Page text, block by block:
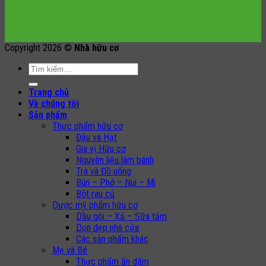
Copyright 2026 © Nhà hữu cơ
Search
for:
Trang chủ
Về chúng tôi
Sản phẩm
Thực phẩm hữu cơ
Đậu và Hạt
Gia vị Hữu cơ
Nguyên liệu làm bánh
Trà và Đồ uống
Bún – Phở – Nui – Mì
Bột rau củ
Dược mỹ phẩm hữu cơ
Dầu gội – Xả – Sữa tắm
Dọn dẹp nhà cửa
Các sản phẩm khác
Mẹ và Bé
Thực phẩm ăn dặm